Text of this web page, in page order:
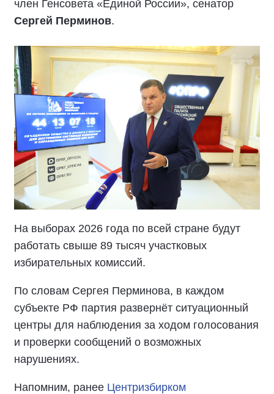
член Генсовета «Единой России», сенатор
Сергей Перминов.
На выборах 2026 года по всей стране будут
работать свыше 89 тысяч участковых
избирательных комиссий.
По словам Сергея Перминова, в каждом
субъекте РФ партия развернёт ситуационный
центры для наблюдения за ходом голосования
и проверки сообщений о возможных
нарушениях.
Напомним, ранее Центризбирком